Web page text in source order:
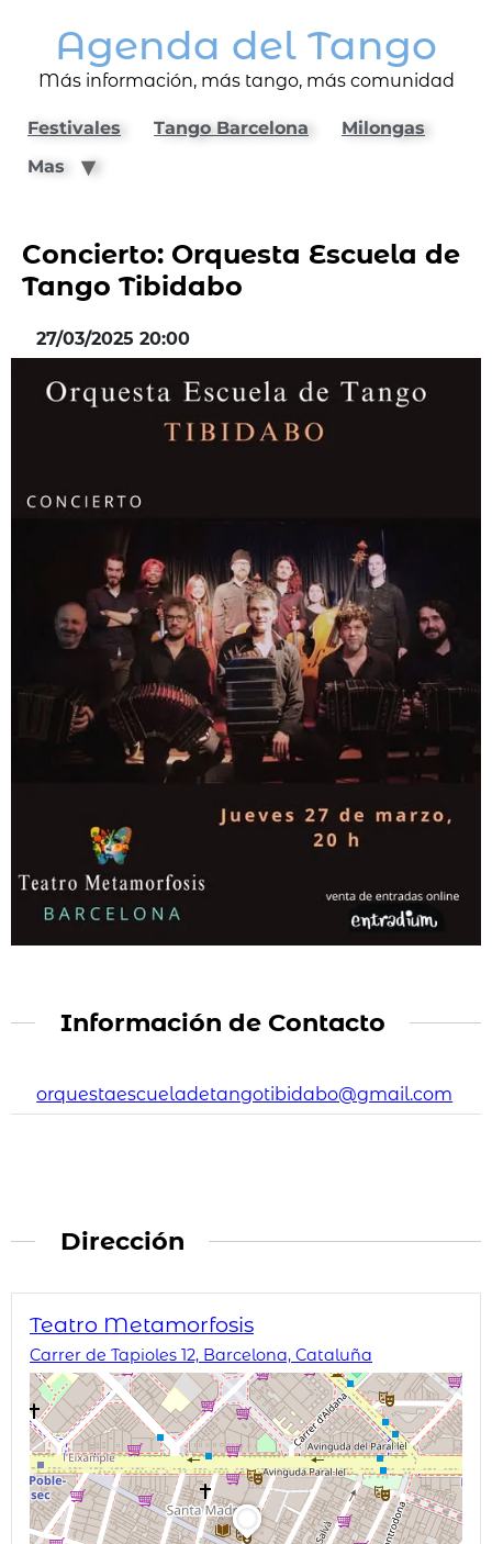
Agenda del Tango
Más información, más tango, más comunidad
Festivales Tango Barcelona
Milongas
Mas
Concierto: Orquesta Escuela de
Tango Tibidabo
27/03/2025 20:00
Información de Contacto
orquestaescueladetangotibidabo@gmail.com
Dirección
Teatro Metamorfosis
Carrer de Tapioles 12, Barcelona, Cataluña